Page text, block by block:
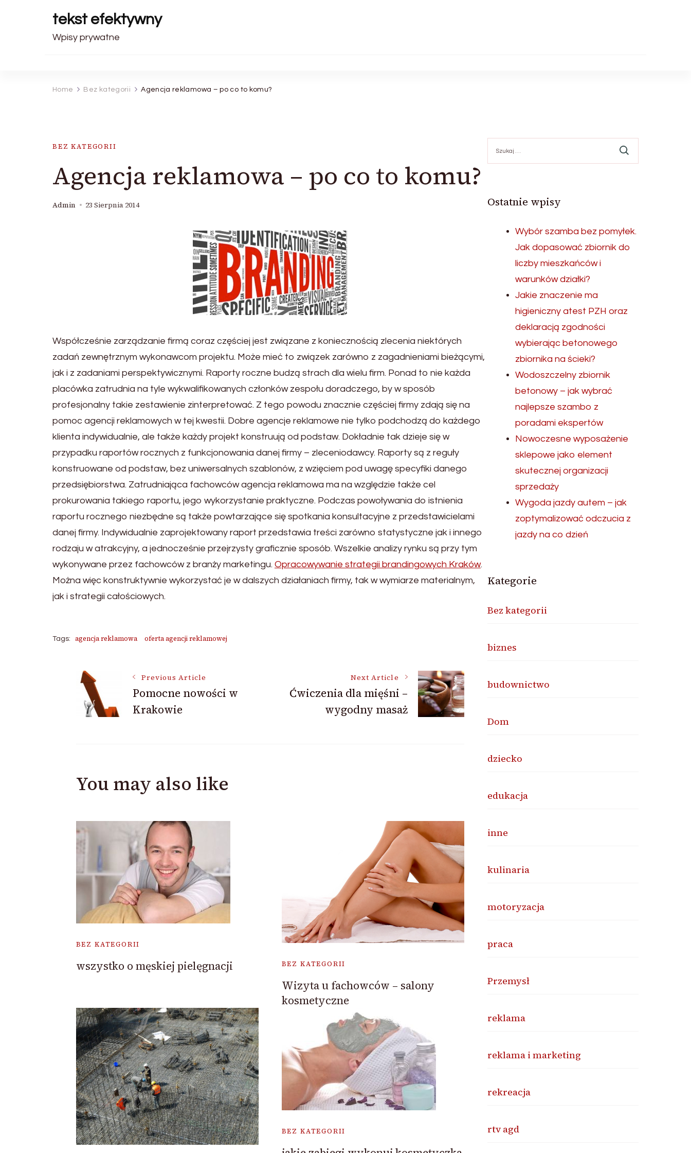
tekst efektywny
Wpisy prywatne
Home Bez kategorii Agencja reklamowa – po co to komu?
BEZ KATEGORII
Agencja reklamowa – po co to komu?
Admin 23 Sierpnia 2014
Współcześnie zarządzanie firmą coraz częściej jest związane z koniecznością zlecenia niektórych
zadań zewnętrznym wykonawcom projektu. Może mieć to związek zarówno z zagadnieniami bieżącymi,
jak i z zadaniami perspektywicznymi. Raporty roczne budzą strach dla wielu firm. Ponad to nie każda
placówka zatrudnia na tyle wykwalifikowanych członków zespołu doradczego, by w sposób
profesjonalny takie zestawienie zinterpretować. Z tego powodu znacznie częściej firmy zdają się na
pomoc agencji reklamowych w tej kwestii. Dobre agencje reklamowe nie tylko podchodzą do każdego
klienta indywidualnie, ale także każdy projekt konstruują od podstaw. Dokładnie tak dzieje się w
przypadku raportów rocznych z funkcjonowania danej firmy – zleceniodawcy. Raporty są z reguły
konstruowane od podstaw, bez uniwersalnych szablonów, z wzięciem pod uwagę specyfiki danego
przedsiębiorstwa. Zatrudniająca fachowców agencja reklamowa ma na względzie także cel
prokurowania takiego raportu, jego wykorzystanie praktyczne. Podczas powoływania do istnienia
raportu rocznego niezbędne są także powtarzające się spotkania konsultacyjne z przedstawicielami
danej firmy. Indywidualnie zaprojektowany raport przedstawia treści zarówno statystyczne jak i innego
rodzaju w atrakcyjny, a jednocześnie przejrzysty graficznie sposób. Wszelkie analizy rynku są przy tym
wykonywane przez fachowców z branży marketingu. Opracowywanie strategii brandingowych Kraków.
Można więc konstruktywnie wykorzystać je w dalszych działaniach firmy, tak w wymiarze materialnym,
jak i strategii całościowych.
Tags: agencja reklamowa oferta agencji reklamowej
Post
Navigation
Previous Article
Pomocne nowości w
Krakowie
Next Article
Ćwiczenia dla mięśni –
wygodny masaż
You may also like
BEZ KATEGORII
wszystko o męskiej pielęgnacji BEZ KATEGORII
Wizyta u fachowców – salony
kosmetyczne
BEZ KATEGORII
Ostatnie wpisy
Wybór szamba bez pomyłek.
Jak dopasować zbiornik do
liczby mieszkańców i
warunków działki?
Jakie znaczenie ma
higieniczny atest PZH oraz
deklaracją zgodności
wybierając betonowego
zbiornika na ścieki?
Wodoszczelny zbiornik
betonowy – jak wybrać
najlepsze szambo z
poradami ekspertów
Nowoczesne wyposażenie
sklepowe jako element
skutecznej organizacji
sprzedaży
Wygoda jazdy autem – jak
zoptymalizować odczucia z
jazdy na co dzień
Kategorie
Bez kategorii
biznes
budownictwo
Dom
dziecko
edukacja
inne
kulinaria
motoryzacja
praca
Przemysł
reklama
reklama i marketing
rekreacja
rtv agd